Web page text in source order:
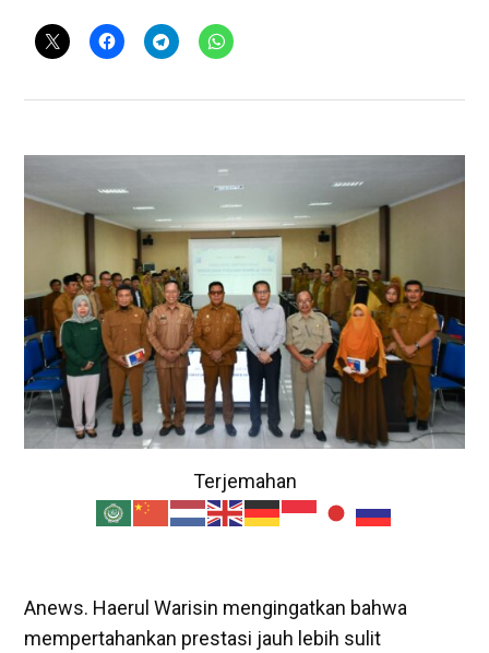
Terjemahan
Anews. Haerul Warisin mengingatkan bahwa
mempertahankan prestasi jauh lebih sulit